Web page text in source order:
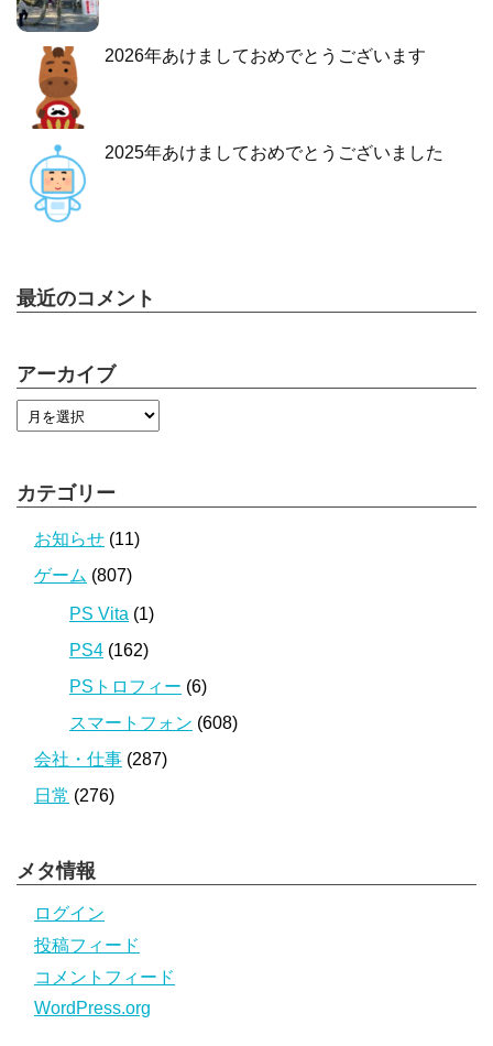
2026年あけましておめでとうございます
2025年あけましておめでとうございました
最近のコメント
アーカイブ
カテゴリー
お知らせ (11)
ゲーム (807)
PS Vita (1)
PS4 (162)
PSトロフィー (6)
スマートフォン (608)
会社・仕事 (287)
日常 (276)
メタ情報
ログイン
投稿フィード
コメントフィード
WordPress.org